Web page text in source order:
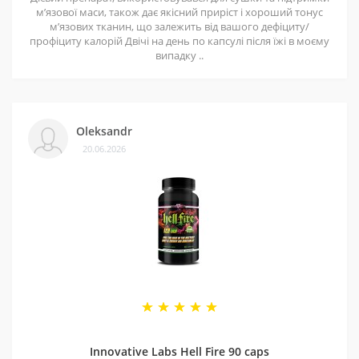
мʼязової маси, також дає якісний приріст і хороший тонус
мʼязових тканин, що залежить від вашого дефіциту/
профіциту калорій Двічі на день по капсулі після їжі в моєму
випадку ..
Oleksandr
20.06.2026
Innovative Labs Hell Fire 90 caps